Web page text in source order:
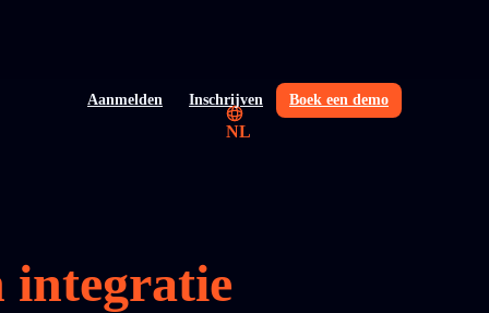
Aanmelden Inschrijven Boek een demo
NL
integratie